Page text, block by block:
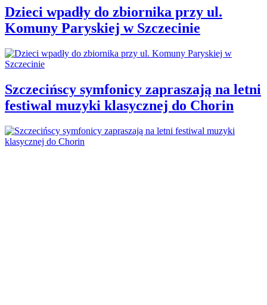
Dzieci wpadły do zbiornika przy ul.
Komuny Paryskiej w Szczecinie
Szczecińscy symfonicy zapraszają na letni
festiwal muzyki klasycznej do Chorin